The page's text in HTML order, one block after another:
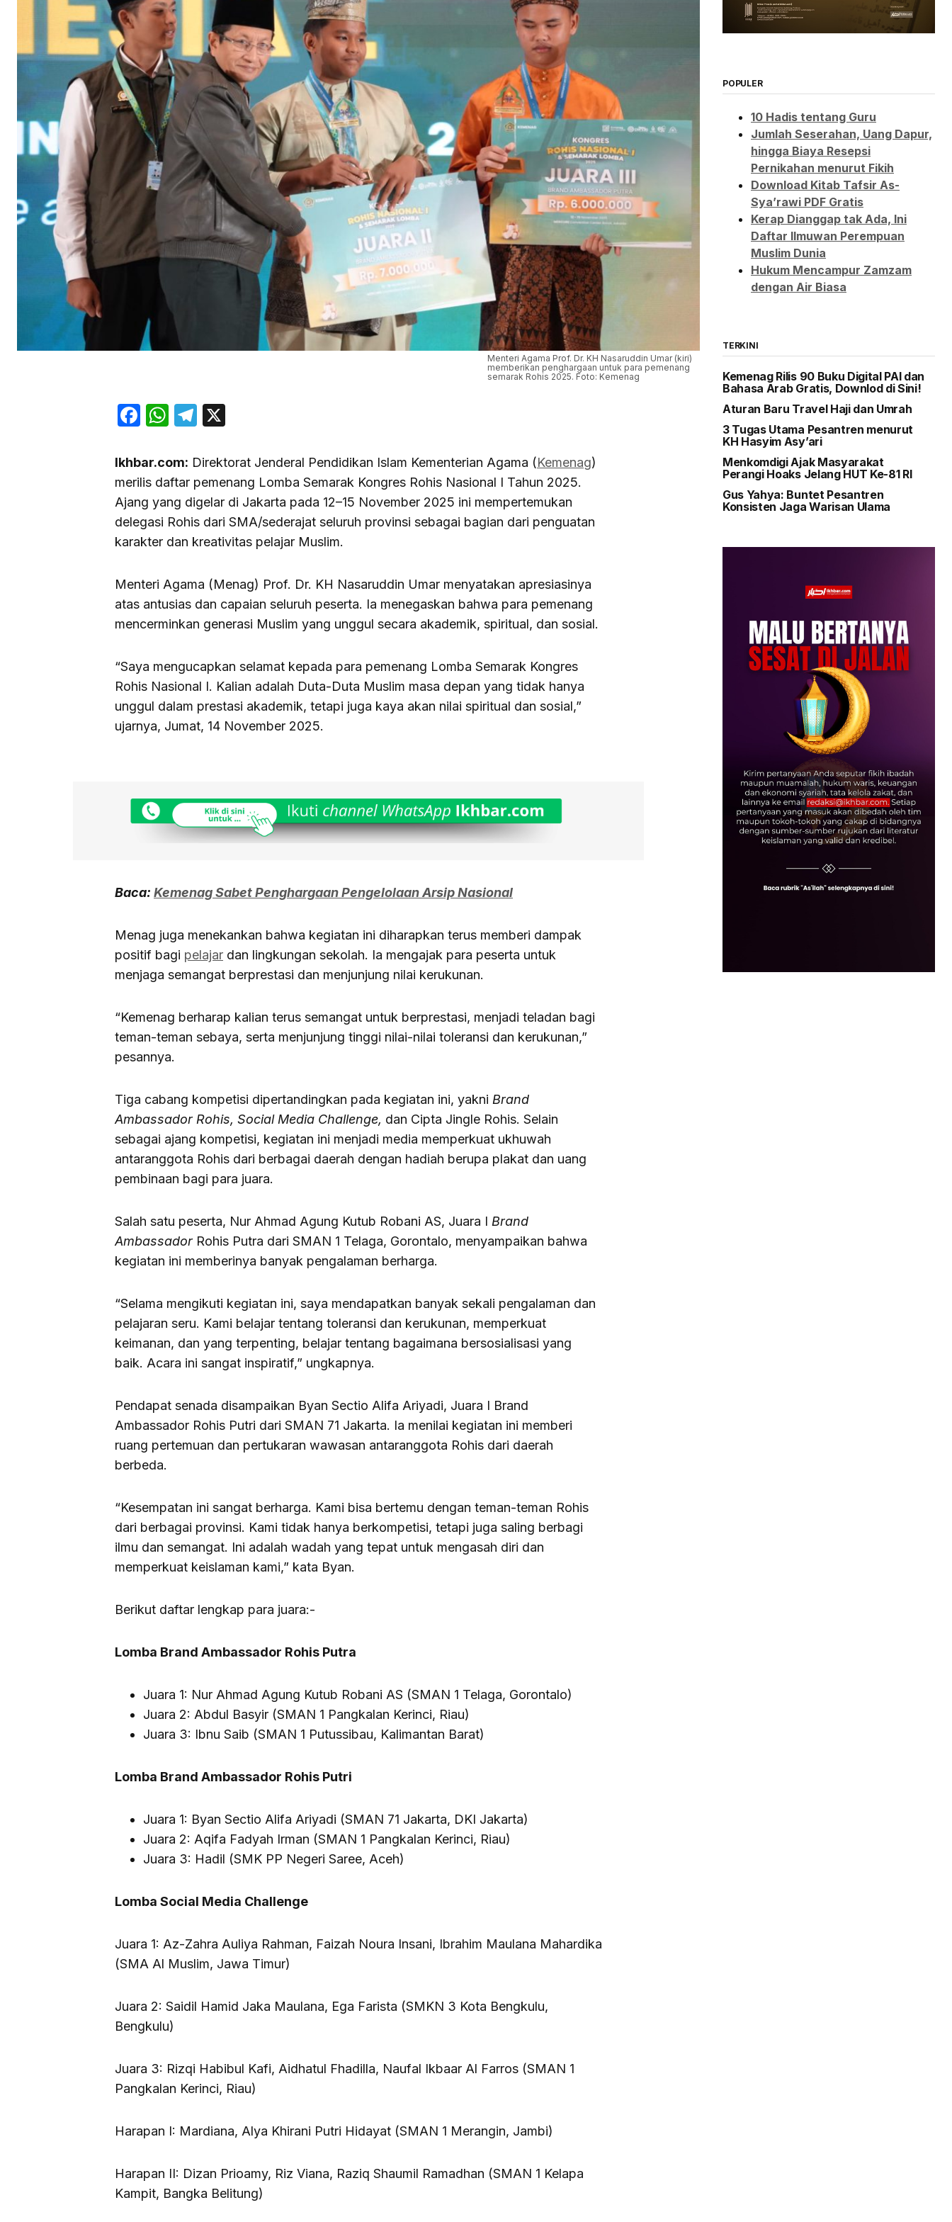
Menteri Agama Prof. Dr. KH Nasaruddin Umar (kiri)
memberikan penghargaan untuk para pemenang
semarak Rohis 2025. Foto: Kemenag
Facebook
WhatsApp
Telegram
Ikhbar.com: Direktorat Jenderal Pendidikan Islam Kementerian Agama (Kemenag)
merilis daftar pemenang Lomba Semarak Kongres Rohis Nasional I Tahun 2025.
Ajang yang digelar di Jakarta pada 12–15 November 2025 ini mempertemukan
delegasi Rohis dari SMA/sederajat seluruh provinsi sebagai bagian dari penguatan
karakter dan kreativitas pelajar Muslim.
Menteri Agama (Menag) Prof. Dr. KH Nasaruddin Umar menyatakan apresiasinya
atas antusias dan capaian seluruh peserta. Ia menegaskan bahwa para pemenang
mencerminkan generasi Muslim yang unggul secara akademik, spiritual, dan sosial.
“Saya mengucapkan selamat kepada para pemenang Lomba Semarak Kongres
Rohis Nasional I. Kalian adalah Duta-Duta Muslim masa depan yang tidak hanya
unggul dalam prestasi akademik, tetapi juga kaya akan nilai spiritual dan sosial,”
ujarnya, Jumat, 14 November 2025.
Baca: Kemenag Sabet Penghargaan Pengelolaan Arsip Nasional
Menag juga menekankan bahwa kegiatan ini diharapkan terus memberi dampak
positif bagi pelajar dan lingkungan sekolah. Ia mengajak para peserta untuk
menjaga semangat berprestasi dan menjunjung nilai kerukunan.
“Kemenag berharap kalian terus semangat untuk berprestasi, menjadi teladan bagi
teman-teman sebaya, serta menjunjung tinggi nilai-nilai toleransi dan kerukunan,”
pesannya.
Tiga cabang kompetisi dipertandingkan pada kegiatan ini, yakni Brand
Ambassador Rohis, Social Media Challenge, dan Cipta Jingle Rohis. Selain
sebagai ajang kompetisi, kegiatan ini menjadi media memperkuat ukhuwah
antaranggota Rohis dari berbagai daerah dengan hadiah berupa plakat dan uang
pembinaan bagi para juara.
Salah satu peserta, Nur Ahmad Agung Kutub Robani AS, Juara I Brand
AmbassadorRohis Putra dari SMAN 1 Telaga, Gorontalo, menyampaikan bahwa
kegiatan ini memberinya banyak pengalaman berharga.
“Selama mengikuti kegiatan ini, saya mendapatkan banyak sekali pengalaman dan
pelajaran seru. Kami belajar tentang toleransi dan kerukunan, memperkuat
keimanan, dan yang terpenting, belajar tentang bagaimana bersosialisasi yang
baik. Acara ini sangat inspiratif,” ungkapnya.
Pendapat senada disampaikan Byan Sectio Alifa Ariyadi, Juara I Brand
Ambassador Rohis Putri dari SMAN 71 Jakarta. Ia menilai kegiatan ini memberi
ruang pertemuan dan pertukaran wawasan antaranggota Rohis dari daerah
berbeda.
“Kesempatan ini sangat berharga. Kami bisa bertemu dengan teman-teman Rohis
dari berbagai provinsi. Kami tidak hanya berkompetisi, tetapi juga saling berbagi
ilmu dan semangat. Ini adalah wadah yang tepat untuk mengasah diri dan
memperkuat keislaman kami,” kata Byan.
Berikut daftar lengkap para juara:-
Lomba Brand Ambassador Rohis Putra
Juara 1: Nur Ahmad Agung Kutub Robani AS (SMAN 1 Telaga, Gorontalo)
Juara 2: Abdul Basyir (SMAN 1 Pangkalan Kerinci, Riau)
Juara 3: Ibnu Saib (SMAN 1 Putussibau, Kalimantan Barat)
Lomba Brand Ambassador Rohis Putri
Juara 1: Byan Sectio Alifa Ariyadi (SMAN 71 Jakarta, DKI Jakarta)
Juara 2: Aqifa Fadyah Irman (SMAN 1 Pangkalan Kerinci, Riau)
Juara 3: Hadil (SMK PP Negeri Saree, Aceh)
Lomba Social Media Challenge
Juara 1: Az-Zahra Auliya Rahman, Faizah Noura Insani, Ibrahim Maulana Mahardika
(SMA Al Muslim, Jawa Timur)
Juara 2: Saidil Hamid Jaka Maulana, Ega Farista (SMKN 3 Kota Bengkulu,
Bengkulu)
Juara 3: Rizqi Habibul Kafi, Aidhatul Fhadilla, Naufal Ikbaar Al Farros (SMAN 1
Pangkalan Kerinci, Riau)
Harapan I: Mardiana, Alya Khirani Putri Hidayat (SMAN 1 Merangin, Jambi)
Harapan II: Dizan Prioamy, Riz Viana, Raziq Shaumil Ramadhan (SMAN 1 Kelapa
Kampit, Bangka Belitung)
POPULER
10 Hadis tentang Guru
Jumlah Seserahan, Uang Dapur,
hingga Biaya Resepsi
Pernikahan menurut Fikih
Download Kitab Tafsir As-
Sya’rawi PDF Gratis
Kerap Dianggap tak Ada, Ini
Daftar Ilmuwan Perempuan
Muslim Dunia
Hukum Mencampur Zamzam
dengan Air Biasa
TERKINI
Kemenag Rilis 90 Buku Digital PAI dan
Bahasa Arab Gratis, Downlod di Sini!
Aturan Baru Travel Haji dan Umrah
3 Tugas Utama Pesantren menurut
KH Hasyim Asy’ari
Menkomdigi Ajak Masyarakat
Perangi Hoaks Jelang HUT Ke-81 RI
Gus Yahya: Buntet Pesantren
Konsisten Jaga Warisan Ulama